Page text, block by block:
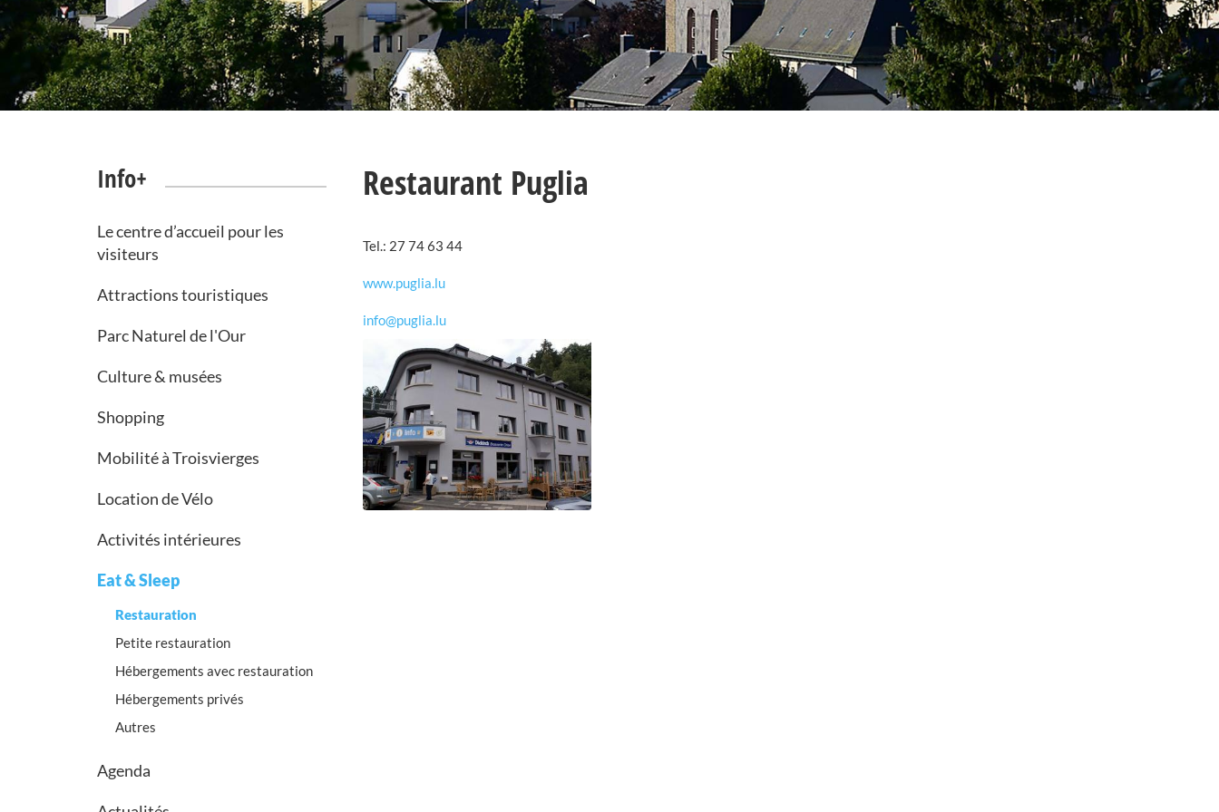
Info+
Le centre d’accueil pour les
visiteurs
Attractions touristiques
Parc Naturel de l'Our
Culture & musées
Shopping
Mobilité à Troisvierges
Location de Vélo
Activités intérieures
Eat & Sleep
Restauration
Petite restauration
Hébergements avec restauration
Hébergements privés
Autres
Agenda
Restaurant Puglia
Tel.: 27 74 63 44
www.puglia.lu
info@puglia.lu